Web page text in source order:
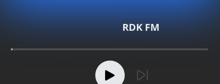
RDK FM